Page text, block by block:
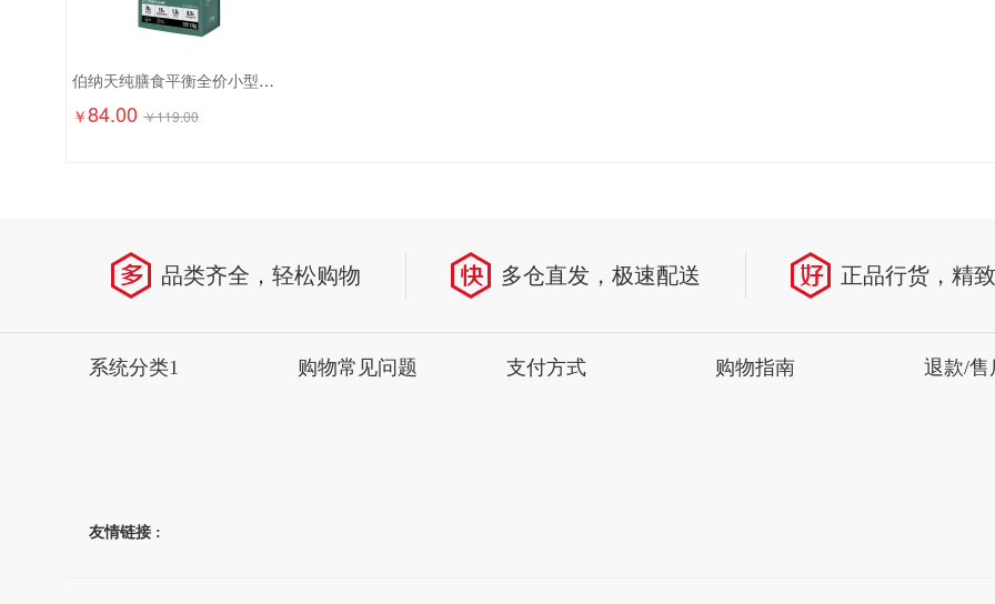
伯纳天纯膳食平衡全价小型犬成犬粮（含三文鱼配方）1.5kg
￥84.00 ￥119.00
品类齐全，轻松购物 多仓直发，极速配送 正品行货，精
系统分类1 购物常见问题 支付方式 购物指南 退款/售
友情链接 :